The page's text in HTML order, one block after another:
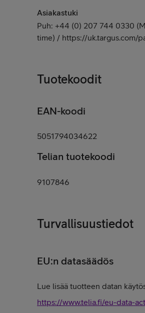
Asiakastuki
Puh: +44 (0) 207 744 0330
time) / https://uk.targus.com/
Tuotekoodit
EAN-koodi
5051794034622
Telian tuotekoodi
9107846
Turvallisuustiedot
EU:n datasäädös
Lue lisää tuotteen datan
https://www.telia.fi/eu-data-act